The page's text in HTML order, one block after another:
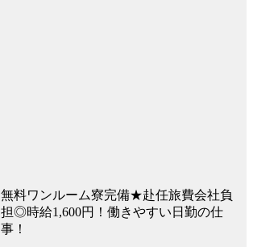
無料ワンルーム寮完備★赴任旅費会社負
担◎時給1,600円！働きやすい日勤の仕
事！